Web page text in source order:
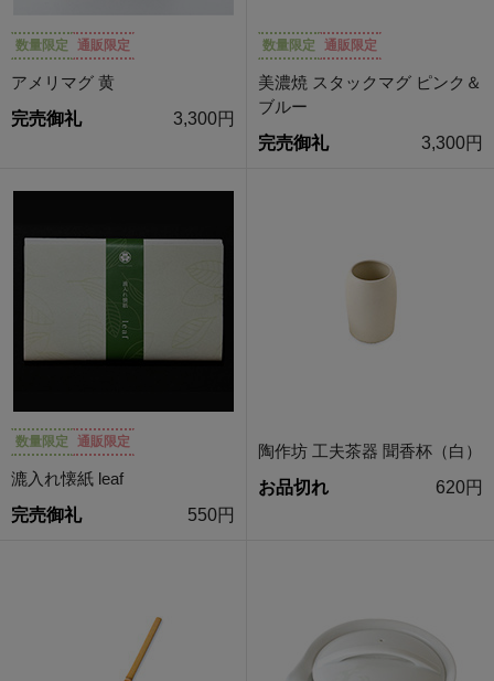
数量限定 通販限定
アメリマグ 黄
完売御礼
3,300円
数量限定 通販限定
美濃焼 スタックマグ ピンク＆
ブルー
完売御礼
3,300円
数量限定 通販限定
漉入れ懐紙 leaf
完売御礼
550円
陶作坊 工夫茶器 聞香杯（白）
お品切れ
620円